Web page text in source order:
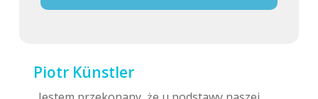
Piotr Künstler